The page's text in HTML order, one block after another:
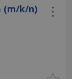
(m/k/n)